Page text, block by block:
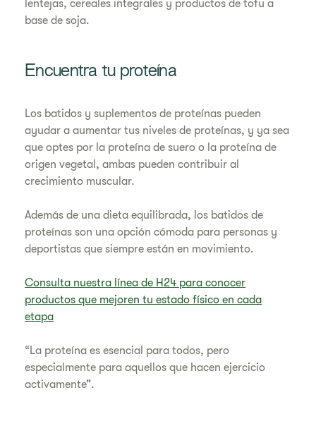
lentejas, cereales integrales y productos de tofu a
base de soja.
Encuentra tu proteína
Los batidos y suplementos de proteínas pueden
ayudar a aumentar tus niveles de proteínas, y ya sea
que optes por la proteína de suero o la proteína de
origen vegetal, ambas pueden contribuir al
crecimiento muscular.
Además de una dieta equilibrada, los batidos de
proteínas son una opción cómoda para personas y
deportistas que siempre están en movimiento.
Consulta nuestra línea de H24 para conocer
productos que mejoren tu estado físico en cada
etapa
“La proteína es esencial para todos, pero
especialmente para aquellos que hacen ejercicio
activamente”.